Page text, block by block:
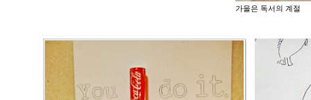
가을은 독서의 계절